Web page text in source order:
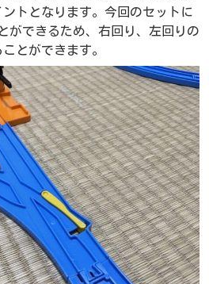
トとなります。今回のセットに
ができるため、右回り、左回りの
とができます。